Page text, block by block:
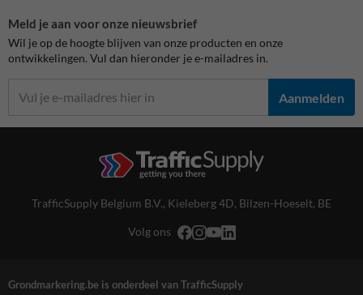
Meld je aan voor onze nieuwsbrief
Wil je op de hoogte blijven van onze producten en onze
ontwikkelingen. Vul dan hieronder je e-mailadres in.
Aanmelden
TrafficSupply Belgium B.V., Kieleberg 4D, Bilzen-Hoeselt, BE
Volg ons
Grondmarkering.be is onderdeel van TrafficSupply